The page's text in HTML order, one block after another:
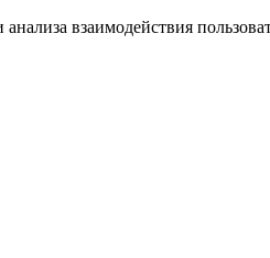
взаимодействия